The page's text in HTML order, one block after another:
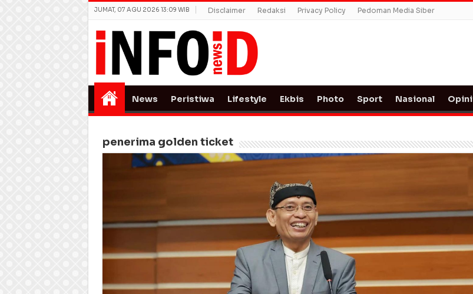
JUMAT, 07 AGU 2026 13:09 WIB Disclaimer Redaksi Privacy Policy Pedoman Media Siber
News Peristiwa Lifestyle Ekbis Photo Sport Nasional Opini
penerima golden ticket